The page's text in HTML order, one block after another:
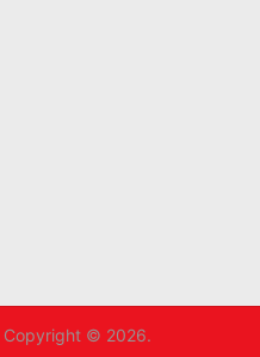
Copyright © 2026.